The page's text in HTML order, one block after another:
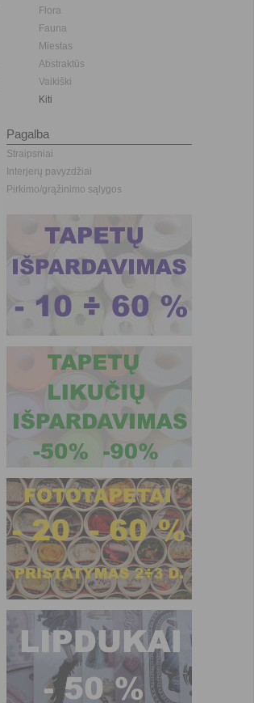
Flora
Fauna
Miestas
Abstraktūs
Vaikiški
Kiti
Pagalba
Straipsniai
Interjerų pavyzdžiai
Pirkimo/grąžinimo sąlygos